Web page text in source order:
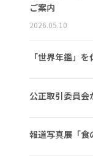
ご案内
2026.05.10
「世界年鑑」
公正取引委員会
報道写真展「食